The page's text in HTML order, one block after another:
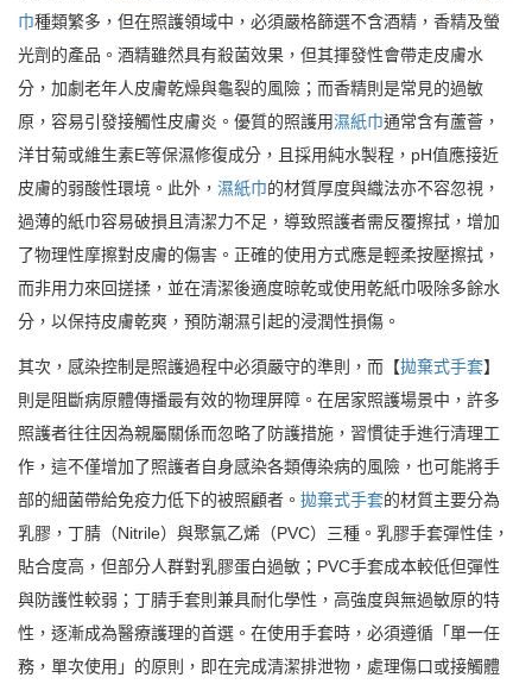
巾種類繁多，但在照護領域中，必須嚴格篩選不含酒精，香精及螢
光劑的產品。酒精雖然具有殺菌效果，但其揮發性會帶走皮膚水
分，加劇老年人皮膚乾燥與龜裂的風險；而香精則是常見的過敏
原，容易引發接觸性皮膚炎。優質的照護用濕紙巾通常含有蘆薈，
洋甘菊或維生素E等保濕修復成分，且採用純水製程，pH值應接近
皮膚的弱酸性環境。此外， 濕紙巾的材質厚度與織法亦不容忽視，
過薄的紙巾容易破損且清潔力不足，導致照護者需反覆擦拭，增加
了物理性摩擦對皮膚的傷害。正確的使用方式應是輕柔按壓擦拭，
而非用力來回搓揉，並在清潔後適度晾乾或使用乾紙巾吸除多餘水
分，以保持皮膚乾爽，預防潮濕引起的浸潤性損傷。
其次，感染控制是照護過程中必須嚴守的準則，而【拋棄式手套】
則是阻斷病原體傳播最有效的物理屏障。在居家照護場景中，許多
照護者往往因為親屬關係而忽略了防護措施，習慣徒手進行清理工
作，這不僅增加了照護者自身感染各類傳染病的風險，也可能將手
部的細菌帶給免疫力低下的被照顧者。 拋棄式手套的材質主要分為
乳膠，丁腈（Nitrile）與聚氯乙烯（PVC）三種。乳膠手套彈性佳，
貼合度高，但部分人群對乳膠蛋白過敏；PVC手套成本較低但彈性
與防護性較弱；丁腈手套則兼具耐化學性，高強度與無過敏原的特
性，逐漸成為醫療護理的首選。在使用手套時，必須遵循「單一任
務，單次使用」的原則，即在完成清潔排泄物，處理傷口或接觸體